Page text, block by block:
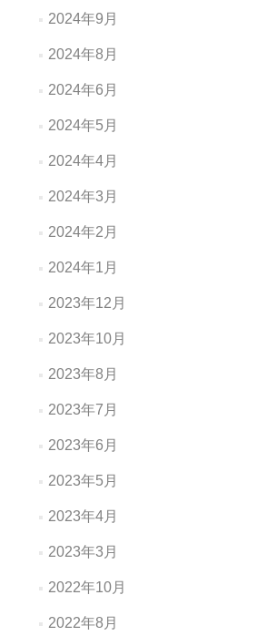
2024年9月
2024年8月
2024年6月
2024年5月
2024年4月
2024年3月
2024年2月
2024年1月
2023年12月
2023年10月
2023年8月
2023年7月
2023年6月
2023年5月
2023年4月
2023年3月
2022年10月
2022年8月